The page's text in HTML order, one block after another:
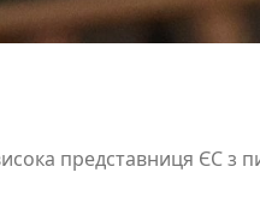
представниця ЄС з